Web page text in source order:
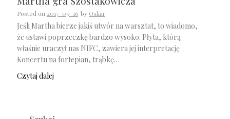
Posted on 2017-09-16 by Oskar
Jeśli Martha bierze jakiś utwór na warsztat, to wiadomo,
że ustawi poprzeczkę bardzo wysoko. Płyta, którą
właśnie uraczył nas NIFC, zawiera jej interpretację
Koncertu na fortepian, trąbkę…
Czytaj dalej